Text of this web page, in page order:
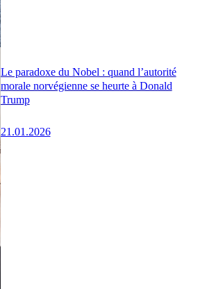
Le paradoxe du Nobel : quand l’autorité
morale norvégienne se heurte à Donald
Trump
21.01.2026